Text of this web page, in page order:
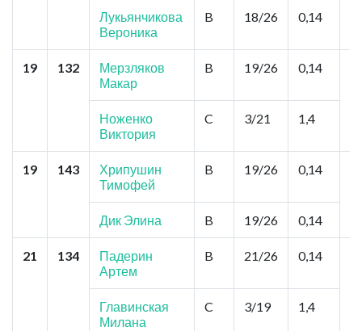
Лукьянчикова
Вероника
B 18/26 0,14
19 132
Мерзляков
Макар
B 19/26 0,14
Ноженко
Виктория
C 3/21 1,4
19 143
Хрипушин
Тимофей
B 19/26 0,14
Дик Элина B 19/26 0,14
21 134
Падерин
Артем
B 21/26 0,14
Главинская
Милана
C 3/19 1,4